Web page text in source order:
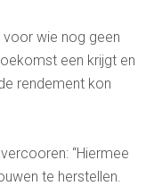
wie nog geen
een krijgt en
rendement kon
“Hiermee
te herstellen.